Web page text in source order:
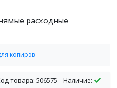
расходные
копиров
товара: 506575
Наличие: